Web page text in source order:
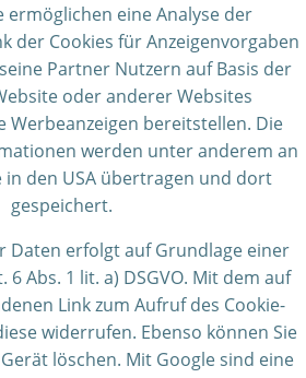
ermöglichen eine Analyse der
der Cookies für Anzeigenvorgaben
Partner Nutzern auf Basis der
oder anderer Websites
Werbeanzeigen bereitstellen. Die
werden unter anderem an
in den USA übertragen und dort
gespeichert.
Daten erfolgt auf Grundlage einer
6 Abs. 1 lit. a) DSGVO. Mit dem auf
Link zum Aufruf des Cookie-
widerrufen. Ebenso können Sie
löschen. Mit Google sind eine